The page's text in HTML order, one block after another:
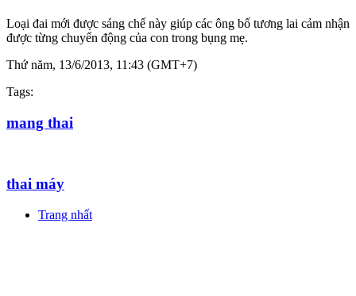
Loại đai mới được sáng chế này giúp các ông bố tương lai cảm nhận
được từng chuyển động của con trong bụng mẹ.
Thứ năm, 13/6/2013, 11:43 (GMT+7)
Tags:
mang thai
thai máy
Trang nhất